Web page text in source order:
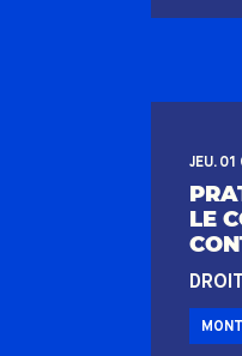
JEU. 01
LE